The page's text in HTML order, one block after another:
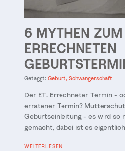
6 MYTHEN ZUM
ERRECHNETEN
Getaggt: Geburt Schwangerschaft
Der ET. Errechneter Termin -
erratener Termin?
Geburtseinleitung - es wird so
gemacht, dabei ist es
WEITERLESEN